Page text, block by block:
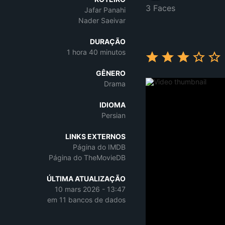
Jafar Panahi
Nader Saeivar
DURAÇÃO
1 hora 40 minutos
GÊNERO
Drama
IDIOMA
Persian
LINKS EXTERNOS
Página do IMDB
Página do TheMovieDB
ÚLTIMA ATUALIZAÇÃO
10 mars 2026 - 13:47
em 11 bancos de dados
3 Faces